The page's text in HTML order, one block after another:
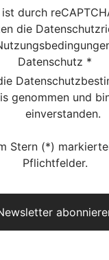
durch
die
Datenschutz *
genommen und
einverstanden.
Stern (*)
Pflichtfelder.